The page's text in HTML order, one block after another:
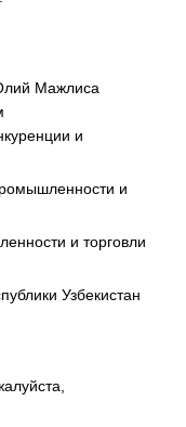
Мажлиса
и
и
и торговли
Узбекистан